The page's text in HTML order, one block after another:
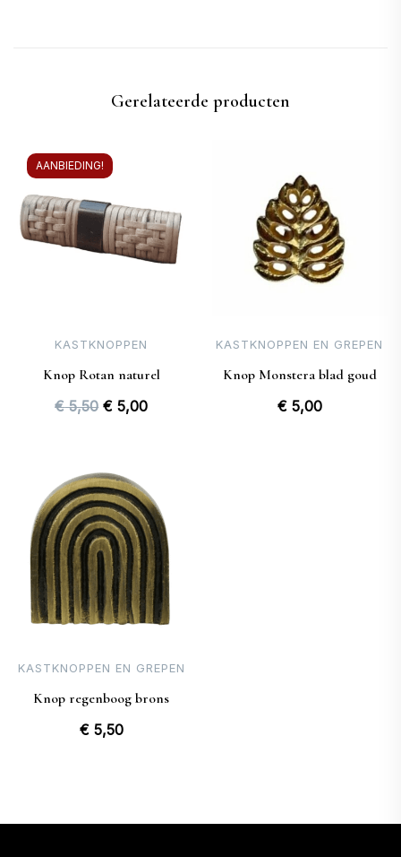
Gerelateerde producten
AANBIEDING!
KASTKNOPPEN
Knop Rotan naturel
€5,50 Oorspronkelijke
€ 5,50.
€ 5,00Huidige
KASTKNOPPEN EN GREPEN
Knop Monstera blad goud
€5,00
KASTKNOPPEN EN GREPEN
Knop regenboog brons
€5,50